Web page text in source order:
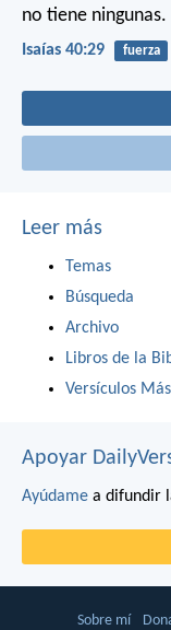
no tiene ningunas.
Isaías 40:29 fuerza
Leer más
Temas
Búsqueda
Archivo
Libros de la
Versículos
Apoyar
Ayúdame a difundir
Sobre mí